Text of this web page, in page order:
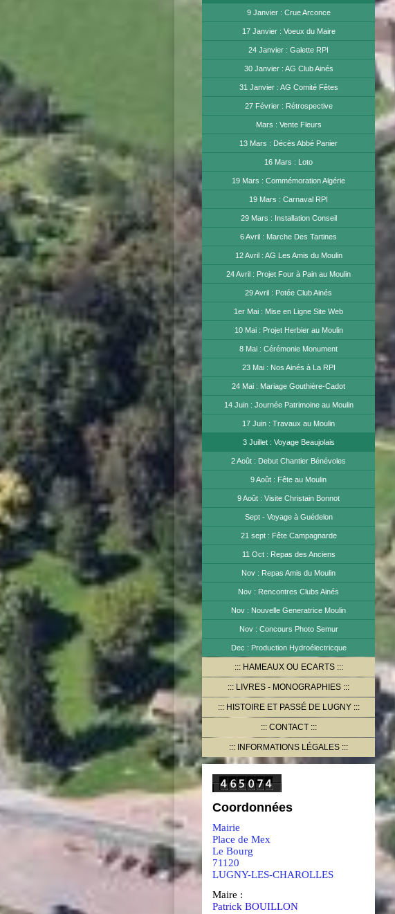
9 Janvier : Crue Arconce
17 Janvier : Voeux du Maire
24 Janvier : Galette RPI
30 Janvier : AG Club Ainés
31 Janvier : AG Comité Fêtes
27 Février : Rétrospective
Mars : Vente Fleurs
13 Mars : Décès Abbé Panier
16 Mars : Loto
19 Mars : Commémoration Algérie
19 Mars : Carnaval RPI
29 Mars : Installation Conseil
6 Avril : Marche Des Tartines
12 Avril : AG Les Amis du Moulin
24 Avril : Projet Four à Pain au Moulin
29 Avril : Potée Club Ainés
1er Mai : Mise en Ligne Site Web
10 Mai : Projet Herbier au Moulin
8 Mai : Cérémonie Monument
23 Mai : Nos Ainés à La RPI
24 Mai : Mariage Gouthière-Cadot
14 Juin : Journée Patrimoine au Moulin
17 Juin : Travaux au Moulin
3 Juillet : Voyage Beaujolais
2 Août : Debut Chantier Bénévoles
9 Août : Fête au Moulin
9 Août : Visite Christain Bonnot
Sept - Voyage à Guédelon
21 sept : Fête Campagnarde
11 Oct : Repas des Anciens
Nov : Repas Amis du Moulin
Nov : Rencontres Clubs Ainés
Nov : Nouvelle Generatrice Moulin
Nov : Concours Photo Semur
Dec : Production Hydroélectricque
HAMEAUX OU ECARTS
LIVRES - MONOGRAPHIES
HISTOIRE ET PASSÉ DE LUGNY
CONTACT
INFORMATIONS LÉGALES
Coordonnées
Mairie
Place de Mex
Le Bourg
71120
LUGNY-LES-CHAROLLES
Maire :
Patrick BOUILLON